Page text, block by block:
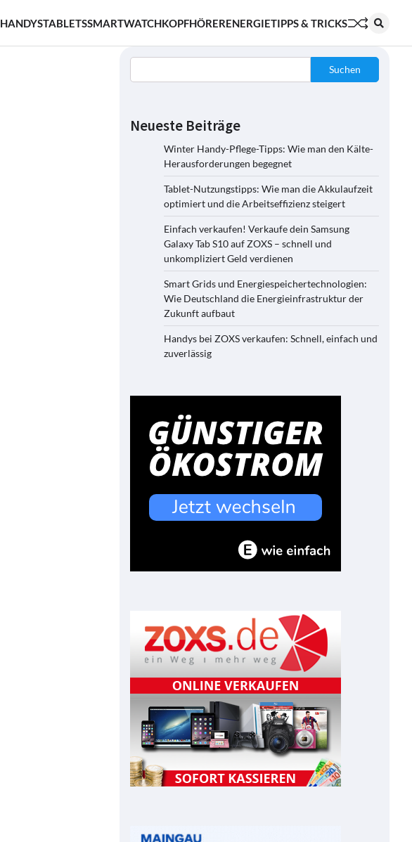
HANDYSTABLETSSMARTWATCHKOPFHÖRERENERGIETIPPS & TRICKS
Suchen
Neueste Beiträge
Winter Handy-Pflege-Tipps: Wie man den Kälte-
Herausforderungen begegnet
Tablet-Nutzungstipps: Wie man die Akkulaufzeit
optimiert und die Arbeitseffizienz steigert
Einfach verkaufen! Verkaufe dein Samsung
Galaxy Tab S10 auf ZOXS – schnell und
unkompliziert Geld verdienen
Smart Grids und Energiespeichertechnologien:
Wie Deutschland die Energieinfrastruktur der
Zukunft aufbaut
Handys bei ZOXS verkaufen: Schnell, einfach und
zuverlässig